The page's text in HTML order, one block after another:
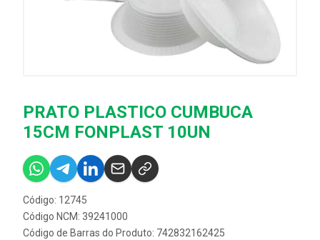
PRATO PLASTICO CUMBUCA
15CM FONPLAST 10UN
Código: 12745
Código NCM: 39241000
Código de Barras do Produto: 742832162425